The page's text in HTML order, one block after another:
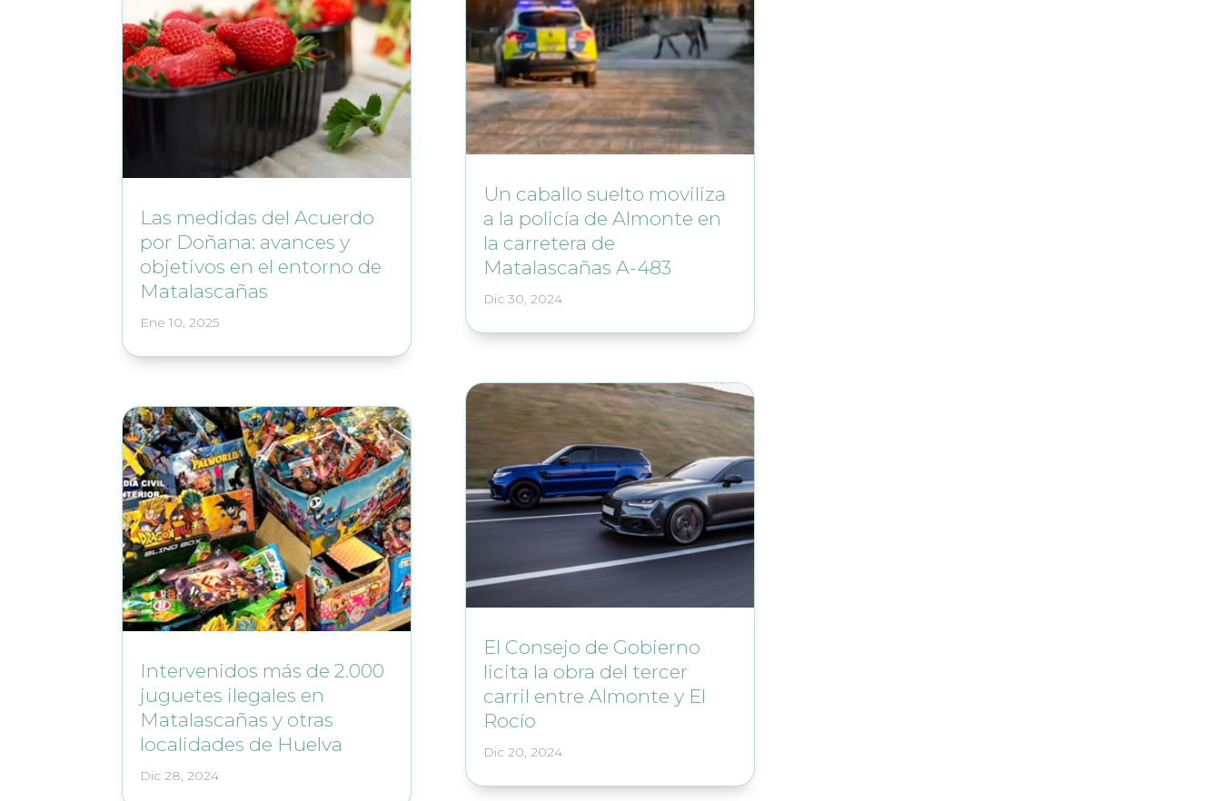
Las medidas del Acuerdo
por Doñana: avances y
objetivos en el entorno de
Matalascañas
Ene 10, 2025
Intervenidos más de 2.000
juguetes ilegales en
Matalascañas y otras
localidades de Huelva
Dic 28, 2024
Un caballo suelto moviliza
a la policía de Almonte en
la carretera de
Matalascañas A-483
Dic 30, 2024
El Consejo de Gobierno
licita la obra del tercer
carril entre Almonte y El
Rocío
Dic 20, 2024